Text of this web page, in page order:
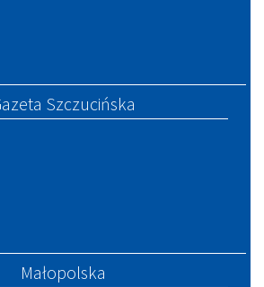
Szczucińska
Małopolska